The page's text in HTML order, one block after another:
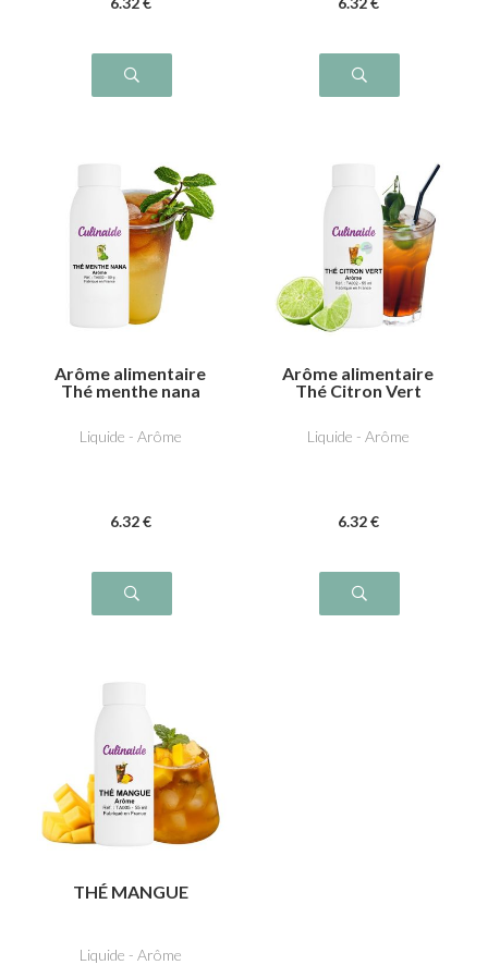
Arôme alimentaire
Thé menthe nana
Liquide - Arôme
6.32 €
Arôme alimentaire
Thé Citron Vert
Liquide - Arôme
6.32 €
THÉ MANGUE
Liquide - Arôme